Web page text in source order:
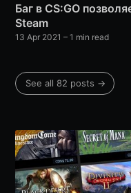
Баг в CS:GO
Steam
13 Apr 2021 – 1 min read
See all 82 posts →